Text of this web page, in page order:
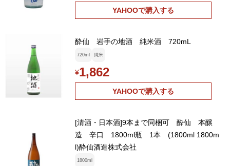
YAHOOで購入する
酔仙 岩手の地酒 純米酒 720mL
720ml 純米
¥1,862
YAHOOで購入する
[清酒・日本酒]9本まで同梱可 酔仙 本醸
造 辛口 1800ml瓶 1本 (1800ml 1800m
l)酔仙酒造株式会社
1800ml